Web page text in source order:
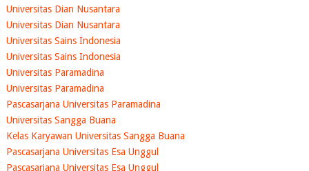
Universitas Dian Nusantara
Universitas Dian Nusantara
Universitas Sains Indonesia
Universitas Sains Indonesia
Universitas Paramadina
Universitas Paramadina
Pascasarjana Universitas Paramadina
Universitas Sangga Buana
Kelas Karyawan Universitas Sangga Buana
Pascasarjana Universitas Esa Unggul
Pascasarjana Universitas Esa Unggul